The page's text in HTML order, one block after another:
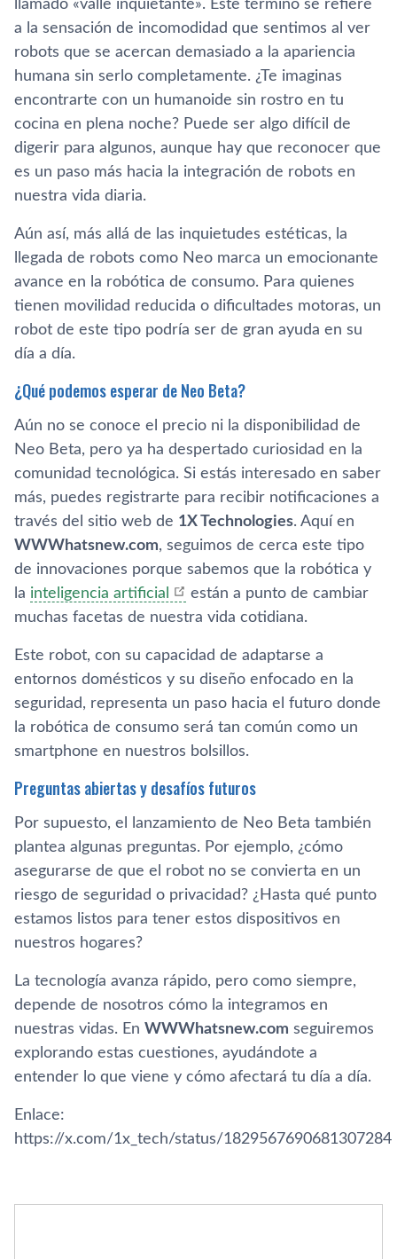
llamado «valle inquietante». Este término se refiere
a la sensación de incomodidad que sentimos al ver
robots que se acercan demasiado a la apariencia
humana sin serlo completamente. ¿Te imaginas
encontrarte con un humanoide sin rostro en tu
cocina en plena noche? Puede ser algo difícil de
digerir para algunos, aunque hay que reconocer que
es un paso más hacia la integración de robots en
nuestra vida diaria.
Aún así, más allá de las inquietudes estéticas, la
llegada de robots como Neo marca un emocionante
avance en la robótica de consumo. Para quienes
tienen movilidad reducida o dificultades motoras, un
robot de este tipo podría ser de gran ayuda en su
día a día.
¿Qué podemos esperar de Neo Beta?
Aún no se conoce el precio ni la disponibilidad de
Neo Beta, pero ya ha despertado curiosidad en la
comunidad tecnológica. Si estás interesado en saber
más, puedes registrarte para recibir notificaciones a
través del sitio web de 1X Technologies. Aquí en
WWWhatsnew.com, seguimos de cerca este tipo
de innovaciones porque sabemos que la robótica y
la inteligencia artificial
están a punto de cambiar
muchas facetas de nuestra vida cotidiana.
Este robot, con su capacidad de adaptarse a
entornos domésticos y su diseño enfocado en la
seguridad, representa un paso hacia el futuro donde
la robótica de consumo será tan común como un
smartphone en nuestros bolsillos.
Preguntas abiertas y desafíos futuros
Por supuesto, el lanzamiento de Neo Beta también
plantea algunas preguntas. Por ejemplo, ¿cómo
asegurarse de que el robot no se convierta en un
riesgo de seguridad o privacidad? ¿Hasta qué punto
estamos listos para tener estos dispositivos en
nuestros hogares?
La tecnología avanza rápido, pero como siempre,
depende de nosotros cómo la integramos en
nuestras vidas. En WWWhatsnew.com seguiremos
explorando estas cuestiones, ayudándote a
entender lo que viene y cómo afectará tu día a día.
Enlace:
https://x.com/1x_tech/status/1829567690681307284